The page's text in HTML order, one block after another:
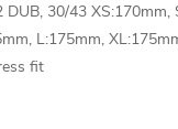
DUB, 30/43 XS:170mm,
L:175mm,
fit